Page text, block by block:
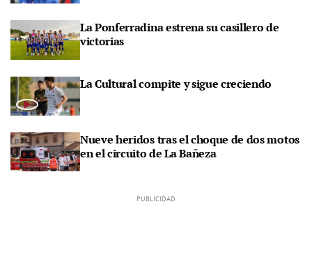
La Ponferradina estrena su casillero de
victorias
La Cultural compite y sigue creciendo
Nueve heridos tras el choque de dos motos
en el circuito de La Bañeza